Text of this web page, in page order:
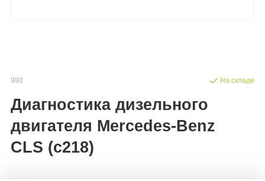
980
Диагностика дизельного
двигателя Mercedes-Benz
CLS (c218)
На складе